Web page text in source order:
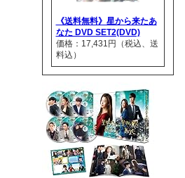
《送料無料》星から来たあ
なた DVD SET2(DVD)
価格：17,431円（税込、送
料込）